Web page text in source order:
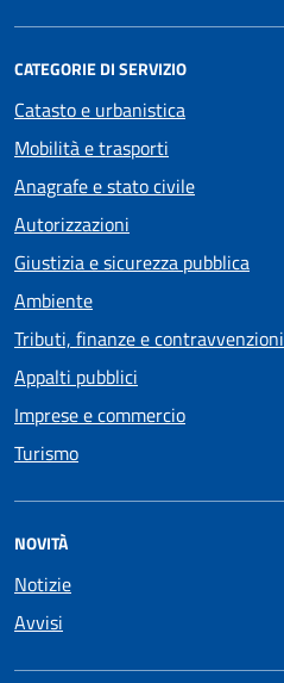
CATEGORIE DI SERVIZIO
Catasto e urbanistica
Mobilità e trasporti
Anagrafe e stato civile
Autorizzazioni
Giustizia e sicurezza pubblica
Ambiente
Tributi, finanze e contravvenzioni
Appalti pubblici
Imprese e commercio
Turismo
NOVITÀ
Notizie
Avvisi